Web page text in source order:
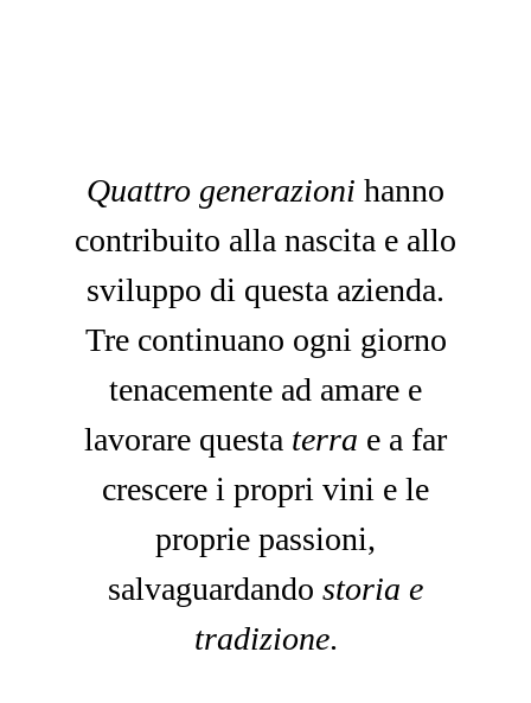
Quattro generazioni hanno
contribuito alla nascita e allo
sviluppo di questa azienda.
Tre continuano ogni giorno
tenacemente ad amare e
lavorare questa terra e a far
crescere i propri vini e le
proprie passioni,
salvaguardando storia e
tradizione.